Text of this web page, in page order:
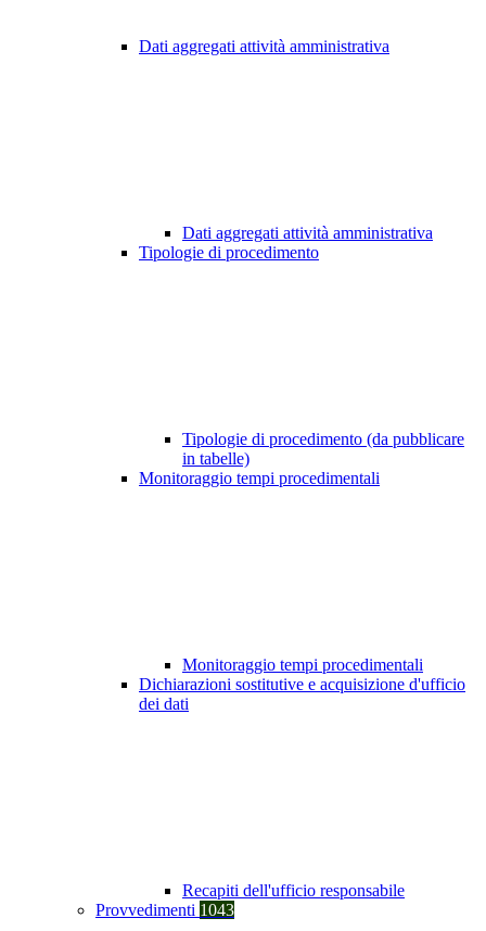
Dati aggregati attività amministrativa
Dati aggregati attività amministrativa
Tipologie di procedimento
Tipologie di procedimento (da pubblicare
in tabelle)
Monitoraggio tempi procedimentali
Monitoraggio tempi procedimentali
Dichiarazioni sostitutive e acquisizione d'ufficio
dei dati
Recapiti dell'ufficio responsabile
Provvedimenti 1043